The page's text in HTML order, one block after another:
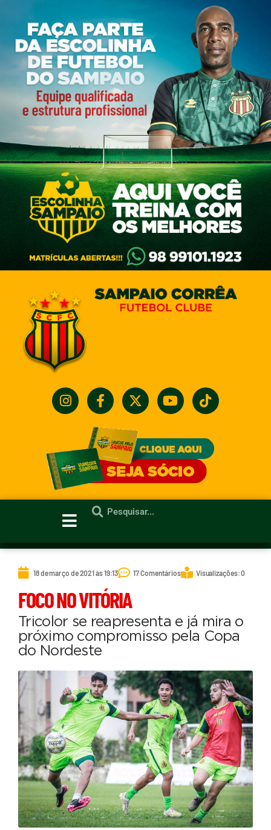
18 de março de 2021 às 19:13 17 Comentários Visualizações: 0
FOCO NO VITÓRIA
Tricolor se reapresenta e já mira o
próximo compromisso pela Copa
do Nordeste